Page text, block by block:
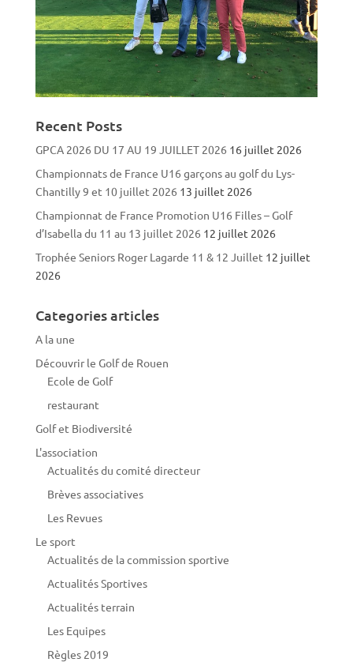
Recent Posts
GPCA 2026 DU 17 AU 19 JUILLET 2026 16 juillet 2026
Championnats de France U16 garçons au golf du Lys-
Chantilly 9 et 10 juillet 2026 13 juillet 2026
Championnat de France Promotion U16 Filles – Golf
d’Isabella du 11 au 13 juillet 2026 12 juillet 2026
Trophée Seniors Roger Lagarde 11 & 12 Juillet 12 juillet
2026
Categories articles
A la une
Découvrir le Golf de Rouen
Ecole de Golf
restaurant
Golf et Biodiversité
L'association
Actualités du comité directeur
Brèves associatives
Les Revues
Le sport
Actualités de la commission sportive
Actualités Sportives
Actualités terrain
Les Equipes
Règles 2019